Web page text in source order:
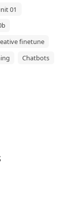
01
finetune
Chatbots